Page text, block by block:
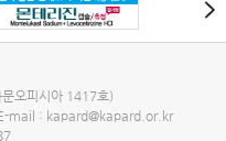
오피시아 1417호)
mail : kapard@kapard.or.kr